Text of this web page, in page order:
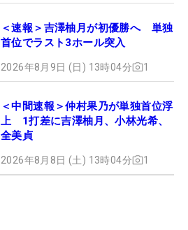
＜速報＞吉澤柚月が初優勝へ 単独
首位でラスト3ホール突入
2026年8月9日 (日) 13時04分 1
＜中間速報＞仲村果乃が単独首位浮
上 1打差に吉澤柚月、小林光希、
全美貞
2026年8月8日 (土) 13時04分 1